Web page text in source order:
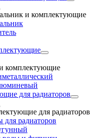
и комплектующие
комплектующие
для радиаторов
для радиаторов
для радиаторов